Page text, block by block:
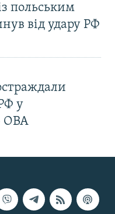
польським
від удару РФ
у
ОВА